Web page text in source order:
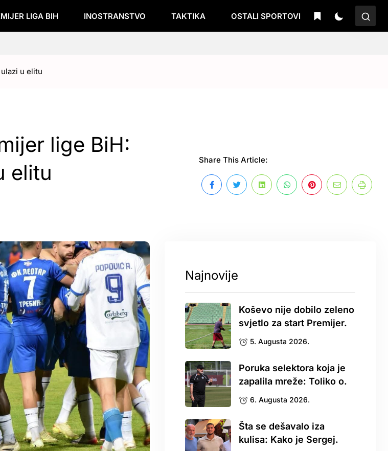
LIGA BIH INOSTRANSTVO TAKTIKA OSTALI SPORTOVI
u elitu
lige BiH:
elitu
Share This Article:
Najnovije
Koševo nije dobilo zeleno
svjetlo za start Premijer.
5. Augusta 2026.
Poruka selektora koja je
zapalila mreže: Toliko o.
6. Augusta 2026.
Šta se dešavalo iza
kulisa: Kako je Sergej.